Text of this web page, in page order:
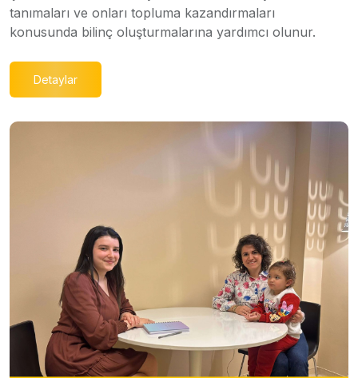
tanımaları ve onları topluma kazandırmaları
konusunda bilinç oluşturmalarına yardımcı olunur.
Detaylar